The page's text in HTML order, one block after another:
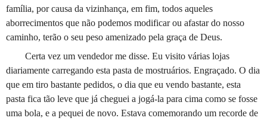
família, por causa da vizinhança, em fim, todos aqueles
aborrecimentos que não podemos modificar ou afastar do nosso
caminho, terão o seu peso amenizado pela graça de Deus.
Certa vez um vendedor me disse. Eu visito várias lojas
diariamente carregando esta pasta de mostruários. Engraçado. O dia
que em tiro bastante pedidos, o dia que eu vendo bastante, esta
pasta fica tão leve que já cheguei a jogá-la para cima como se fosse
uma bola, e a pequei de novo. Estava comemorando um recorde de